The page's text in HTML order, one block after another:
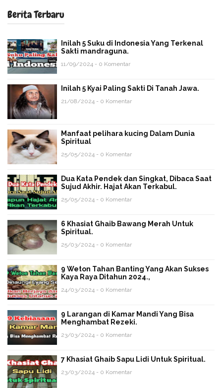
Berita Terbaru
Inilah 5 Suku di Indonesia Yang Terkenal
Sakti mandraguna.
11/09/2024 - 0 Komentar
Inilah 5 Kyai Paling Sakti Di Tanah Jawa.
21/08/2024 - 0 Komentar
Manfaat pelihara kucing Dalam Dunia
Spiritual
25/05/2024 - 0 Komentar
Dua Kata Pendek dan Singkat, Dibaca Saat
Sujud Akhir. Hajat Akan Terkabul.
25/05/2024 - 0 Komentar
6 Khasiat Ghaib Bawang Merah Untuk
Spiritual.
25/03/2024 - 0 Komentar
9 Weton Tahan Banting Yang Akan Sukses
Kaya Raya Ditahun 2024.,
24/03/2024 - 0 Komentar
9 Larangan di Kamar Mandi Yang Bisa
Menghambat Rezeki.
23/03/2024 - 0 Komentar
7 Khasiat Ghaib Sapu Lidi Untuk Spiritual.
23/03/2024 - 0 Komentar